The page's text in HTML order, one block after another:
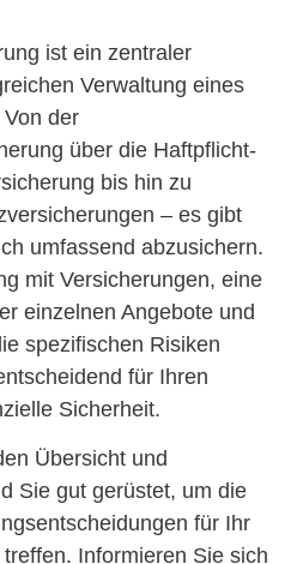
ist ein zentraler
Verwaltung eines
der
über die Haftpflicht-
bis hin zu
– es gibt
umfassend abzusichern.
mit Versicherungen, eine
einzelnen Angebote und
spezifischen Risiken
für Ihren
Sicherheit.
Übersicht und
Sie gut gerüstet, um die
für Ihr
Informieren Sie sich